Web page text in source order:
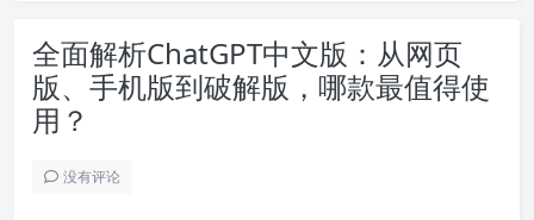
全面解析ChatGPT中文版：从网页
版、手机版到破解版，哪款最值得使
用？
没有评论